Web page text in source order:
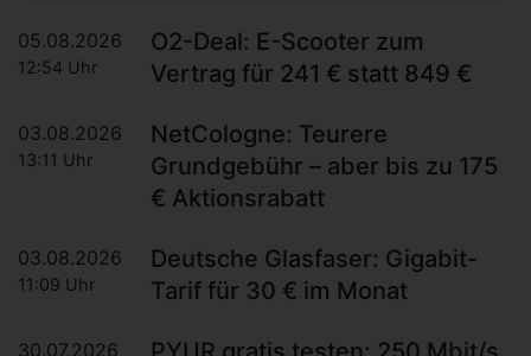
05.08.2026
12:54 Uhr
O2-Deal: E-Scooter zum
Vertrag für 241 € statt 849 €
03.08.2026
13:11 Uhr
NetCologne: Teurere
Grundgebühr – aber bis zu 175
€ Aktionsrabatt
03.08.2026
11:09 Uhr
Deutsche Glasfaser: Gigabit-
Tarif für 30 € im Monat
30.07.2026